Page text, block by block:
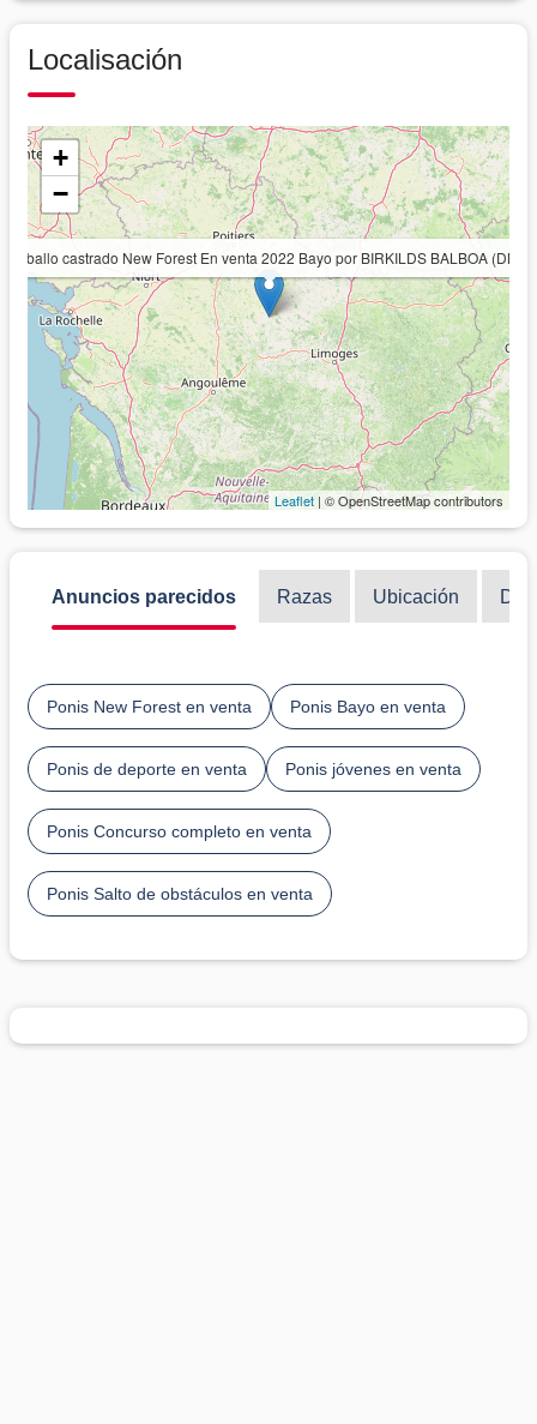
Localisación
Caballo castrado New Forest En venta 2022 Bayo por BIRKILDS BALBOA (DNK)
+
−
Leaflet | © OpenStreetMap contributors
Anuncios parecidos Razas Ubicación
Ponis New Forest en venta Ponis Bayo en venta
Ponis de deporte en venta Ponis jóvenes en venta
Ponis Concurso completo en venta
Ponis Salto de obstáculos en venta